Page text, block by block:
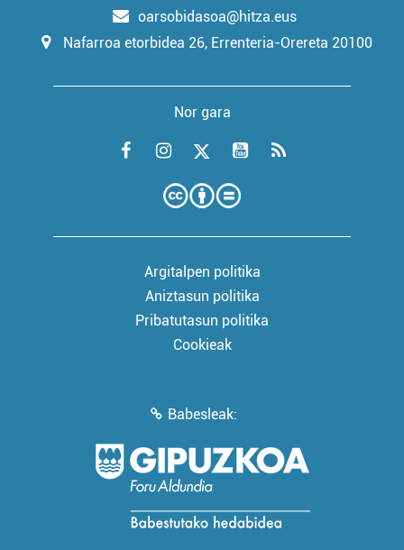
oarsobidasoa@hitza.eus
Nafarroa etorbidea 26, Errenteria-Orereta 20100
Nor gara
Argitalpen politika
Aniztasun politika
Pribatutasun politika
Cookieak
Babesleak: